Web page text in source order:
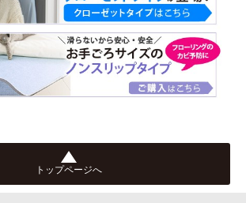
トップページへ